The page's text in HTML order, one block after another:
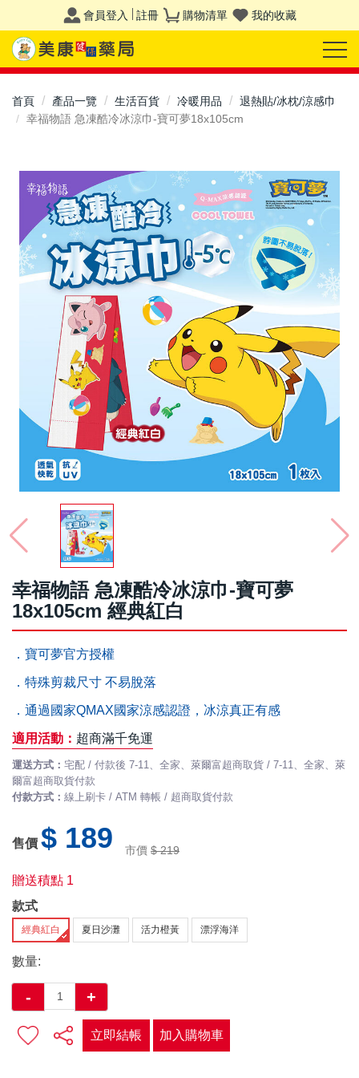
會員登入 註冊 購物清單 我的收藏
首頁 產品一覽 生活百貨 冷暖用品
退熱貼/冰枕/涼感巾
幸福物語 急凍酷冷冰涼巾-寶可夢18x105cm
幸福物語 急凍酷冷冰涼巾-寶可夢
18x105cm 經典紅白
．寶可夢官方授權
．特殊剪裁尺寸 不易脫落
．通過國家QMAX國家涼感認證，冰涼真正有感
適用活動： 超商滿千免運
運送方式： 宅配 / 付款後 7-11、全家、萊爾富超商取貨 / 7-11、全家、萊
爾富超商取貨付款
付款方式： 線上刷卡 / ATM 轉帳 / 超商取貨付款
售價 $ 189 市價 $ 219
贈送積點 1
款式
經典紅白 夏日沙灘 活力橙黃 漂浮海洋
數量:
- +
立即結帳 加入購物車